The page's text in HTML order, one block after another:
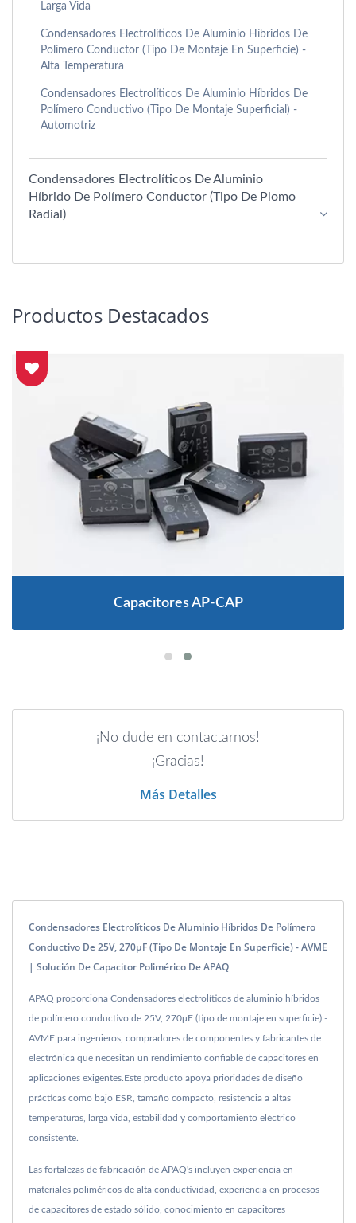
Larga Vida
Condensadores Electrolíticos De Aluminio Híbridos De
Polímero Conductor (tipo De Montaje En Superficie) -
Alta Temperatura
Condensadores Electrolíticos De Aluminio Híbridos De
Polímero Conductivo (Tipo De Montaje Superficial) -
Automotriz
Condensadores Electrolíticos De Aluminio
Híbrido De Polímero Conductor (tipo De Plomo
Radial)
Productos Destacados
Capacitores AP-CAP
¡No dude en contactarnos!
¡Gracias!
Más Detalles
Condensadores Electrolíticos De Aluminio Híbridos De Polímero
Conductivo De 25V, 270μF (tipo De Montaje En Superficie) - AVME
| Solución De Capacitor Polimérico De APAQ
APAQ proporciona Condensadores electrolíticos de aluminio híbridos
de polímero conductivo de 25V, 270μF (tipo de montaje en superficie) -
AVME para ingenieros, compradores de componentes y fabricantes de
electrónica que necesitan un rendimiento confiable de capacitores en
aplicaciones exigentes.Este producto apoya prioridades de diseño
prácticas como bajo ESR, tamaño compacto, resistencia a altas
temperaturas, larga vida, estabilidad y comportamiento eléctrico
consistente.
Las fortalezas de fabricación de APAQ's incluyen experiencia en
materiales poliméricos de alta conductividad, experiencia en procesos
de capacitores de estado sólido, conocimiento en capacitores